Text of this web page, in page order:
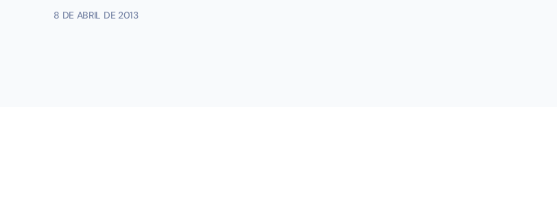
8 DE ABRIL DE 2013